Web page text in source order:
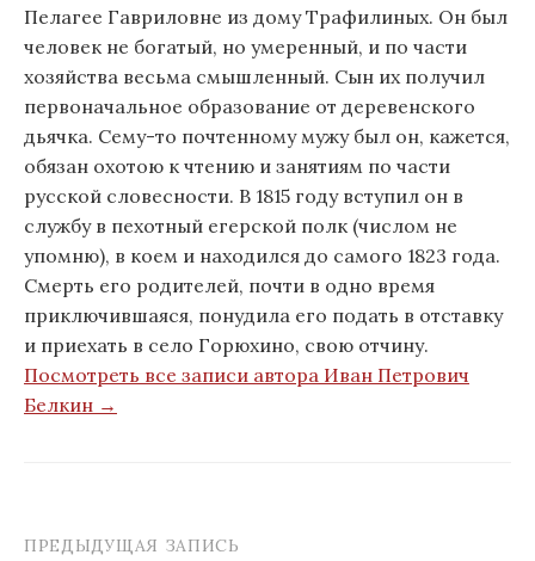
Пелагее Гавриловне из дому Трафилиных. Он был
человек не богатый, но умеренный, и по части
хозяйства весьма смышленный. Сын их получил
первоначальное образование от деревенского
дьячка. Сему-то почтенному мужу был он, кажется,
обязан охотою к чтению и занятиям по части
русской словесности. В 1815 году вступил он в
службу в пехотный егерской полк (числом не
упомню), в коем и находился до самого 1823 года.
Смерть его родителей, почти в одно время
приключившаяся, понудила его подать в отставку
и приехать в село Горюхино, свою отчину.
Посмотреть все записи автора Иван Петрович
Белкин →
ПРЕДЫДУЩАЯ ЗАПИСЬ